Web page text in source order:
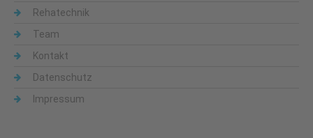
Rehatechnik
Team
Kontakt
Datenschutz
Impressum